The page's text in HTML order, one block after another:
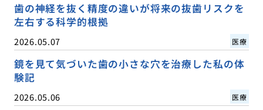
歯の神経を抜く精度の違いが将来の抜歯リスクを
左右する科学的根拠
2026.05.07 医療
鏡を見て気づいた歯の小さな穴を治療した私の体
験記
2026.05.06 医療